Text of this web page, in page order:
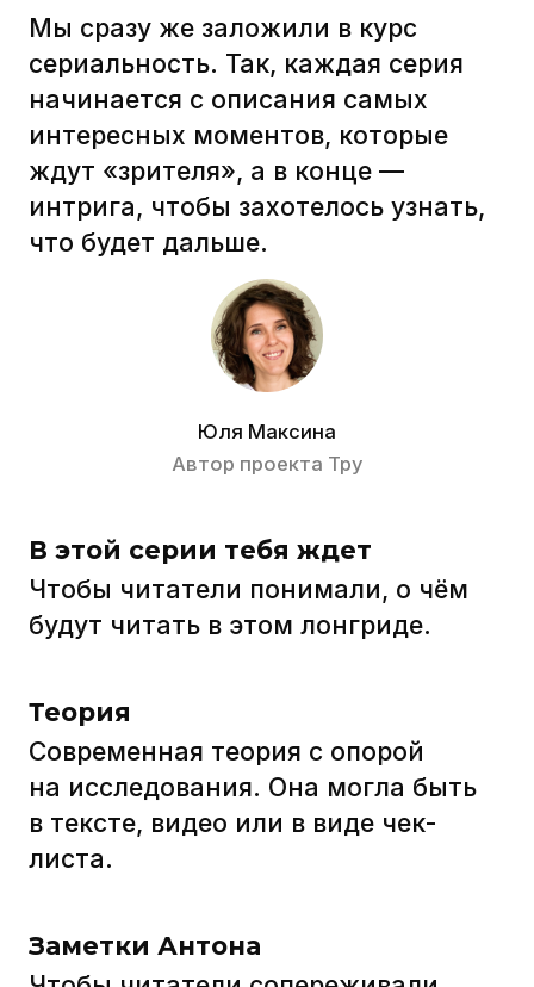
могло быть в реальной жизни.
Сюжет развивается, отношения
героев меняются…
Практическое задание в конце
Чтобы сразу приземлить
на практику то, что читатели
только что усвоили.